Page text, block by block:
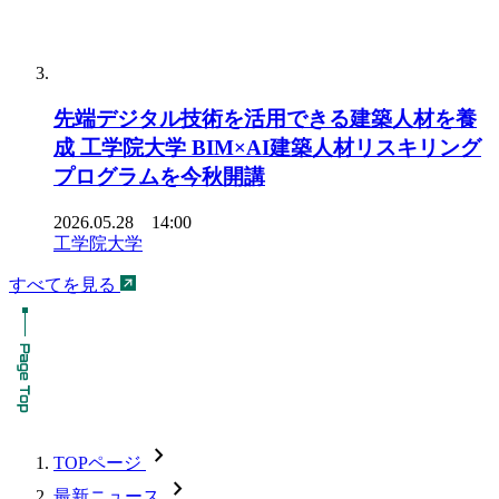
先端デジタル技術を活用できる建築人材を養
成 工学院大学 BIM×AI建築人材リスキリング
プログラムを今秋開講
2026.05.28 14:00
工学院大学
すべてを見る
TOPページ chevron_forward
chevron_forward